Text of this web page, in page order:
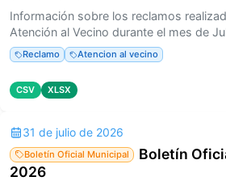
Información sobre los reclamos
Atención al Vecino durante el mes de
Reclamo Atencion al vecino
CSV XLSX
31 de julio de 2026
Boletín Oficial Municipal
Boletín
2026